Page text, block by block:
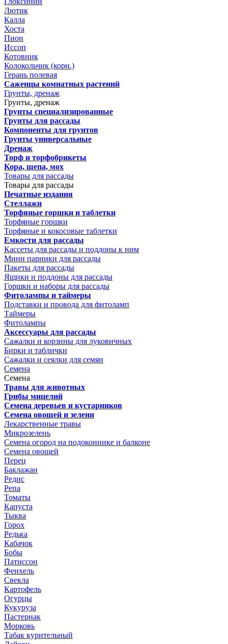
Лютик
Калла
Хоста
Пион
Иссоп
Котовник
Колокольчик (корн.)
Герань полевая
Саженцы комнатных растений
Грунты, дренаж
Грунты, дренаж
Грунты специализированные
Грунты для рассады
Компоненты для грунтов
Грунты универсальные
Дренаж
Торф и торфобрикеты
Кора, щепа, мох
Товары для рассады
Товары для рассады
Печатные издания
Стеллажи
Торфяные горшки и таблетки
Торфяные горшки
Торфяные и кокосовые таблетки
Емкости для рассады
Кассеты для рассады и поддоны к ним
Мини парники для рассады
Пакеты для рассады
Ящики и поддоны для рассады
Горшки и наборы для рассады
Фитолампы и таймеры
Подставки и провода для фитоламп
Таймеры
Фитолампы
Аксессуары для рассады
Сажалки и корзины для луковичных
Бирки и таблички
Сажалки и сеялки для семян
Семена
Семена
Травы для животных
Грибы мицелий
Семена деревьев и кустарников
Семена овощей и зелени
Лекарственные травы
Микрозелень
Семена огород на подоконнике и балконе
Семена овощей
Перец
Баклажан
Редис
Репа
Томаты
Капуста
Тыква
Горох
Редька
Кабачок
Бобы
Патиссон
Фенхель
Свекла
Картофель
Огурцы
Кукуруза
Пастернак
Морковь
Табак курительный